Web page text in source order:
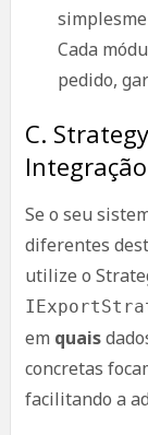
Cada
pedido,
C.
Se o seu
diferentes
utilize o
em quais
concretas
facilitando a